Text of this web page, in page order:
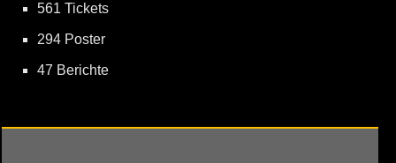
561 Tickets
294 Poster
47 Berichte